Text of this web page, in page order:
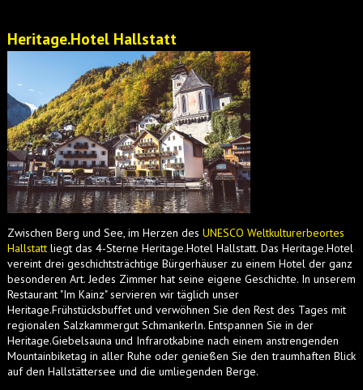
Heritage.Hotel Hallstatt
Zwischen Berg und See, im Herzen des UNESCO Weltkulturerbeortes
Hallstatt liegt das 4-Sterne Heritage.Hotel Hallstatt. Das Heritage.Hotel
vereint drei geschichtsträchtige Bürgerhäuser zu einem Hotel der ganz
besonderen Art. Jedes Zimmer hat seine eigene Geschichte. In unserem
Restaurant "Im Kainz" servieren wir täglich unser
Heritage.Frühstücksbuffet und verwöhnen Sie den Rest des Tages mit
regionalen Salzkammergut Schmankerln. Entspannen Sie in der
Heritage.Giebelsauna und Infrarotkabine nach einem anstrengenden
Mountainbiketag in aller Ruhe oder genießen Sie den traumhaften Blick
auf den Hallstättersee und die umliegenden Berge.